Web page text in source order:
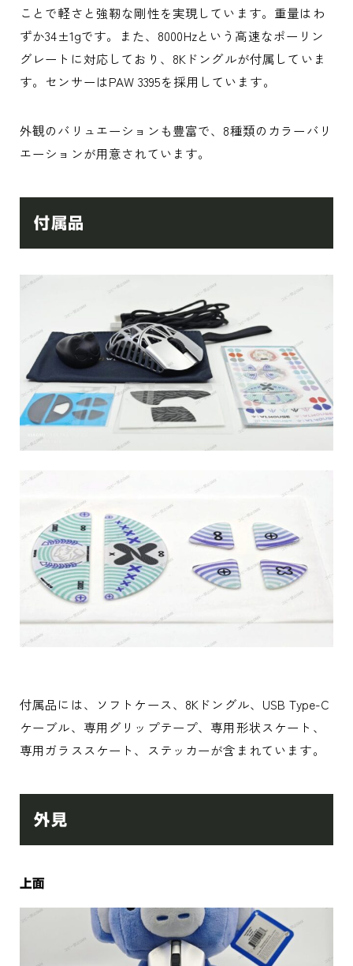
ことで軽さと強靭な剛性を実現しています。重量はわ
ずか34±1gです。また、8000Hzという高速なポーリン
グレートに対応しており、8Kドングルが付属していま
す。センサーはPAW 3395を採用しています。
外観のバリュエーションも豊富で、8種類のカラーバリ
エーションが用意されています。
付属品
付属品には、ソフトケース、8Kドングル、USB Type-C
ケーブル、専用グリップテープ、専用形状スケート、
専用ガラススケート、ステッカーが含まれています。
外見
上面